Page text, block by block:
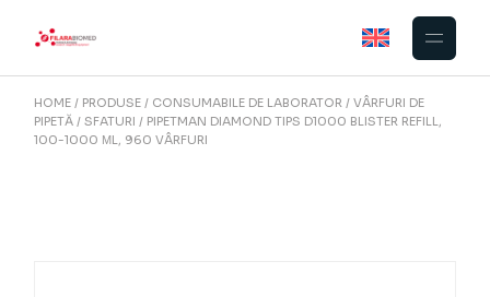
HOME PRODUSE CONSUMABILE DE LABORATOR
VÂRFURI DE
PIPETĂ
SFATURI
PIPETMAN DIAMOND TIPS D1000 BLISTER REFILL,
100-1000 ΜL, 960 VÂRFURI